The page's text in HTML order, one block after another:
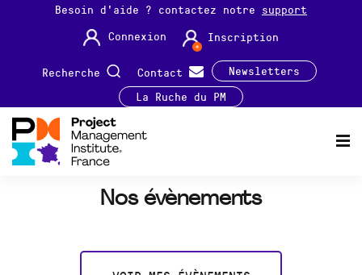
Besoin d'aide ? contactez notre support
Connexion
Inscription
Recherche Contact
Newsletters
La Ruche du PM
Nos évènements